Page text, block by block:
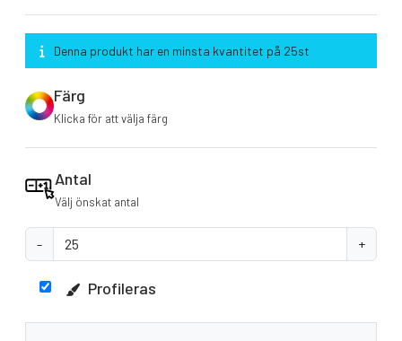
Denna produkt har en minsta kvantitet på 25st
Färg
Klicka för att välja färg
Antal
Välj önskat antal
- +
Profileras